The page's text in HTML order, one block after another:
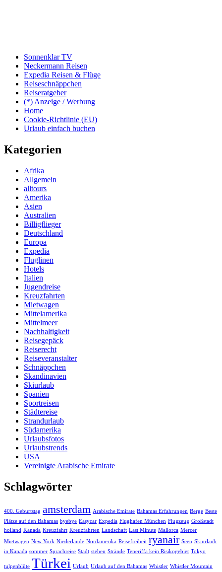
Sonnenklar TV
Neckermann Reisen
Expedia Reisen & Flüge
Reiseschnäppchen
Reiseratgeber
(*) Anzeige / Werbung
Home
Cookie-Richtlinie (EU)
Urlaub einfach buchen
Kategorien
Afrika
Allgemein
alltours
Amerika
Asien
Australien
Billigflieger
Deutschland
Europa
Expedia
Fluglinen
Hotels
Italien
Jugendreise
Kreuzfahrten
Mietwagen
Mittelamerika
Mittelmeer
Nachhaltigkeit
Reisegepäck
Reiserecht
Reiseveranstalter
Schnäppchen
Skandinavien
Skiurlaub
Spanien
Sportreisen
Städtereise
Strandurlaub
Südamerika
Urlaubsfotos
Urlaubstrends
USA
Vereinigte Arabische Emirate
Schlagwörter
400. Geburtstag amsterdam Arabische Emirate Bahamas Erfahrungen Berge Beste
Plätze auf den Bahamas byebye Easycar Expedia Flughafen München Flugzeug Großstadt
holland Kanada Kreuzfahrt Kreuzfahrten Landschaft Last Minute Mallorca Mercer
Mietwagen New York Niederlande Nordamerika Reisefreiheit ryanair Seen Skiurlaub
in Kanada sommer Sprachreise Stadt stehen Strände Teneriffa kein Risikogebiet Tokyo
tulpenblüte Türkei Urlaub Urlaub auf den Bahamas Whistler Whistler Mountain